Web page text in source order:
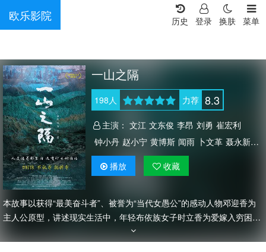
欧乐影院 菜单
换肤
登录
历史
一山之隔
198人 力荐 8.3
主演： 文江 文东俊 李昂 刘勇 崔宏利
钟小丹 赵小宁 黄博斯 闻雨 卜文革 聂永新
吴长明
播放 收藏
本故事以获得“最美奋斗者”、被誉为“当代女愚公”的感动人物邓迎香为
主人公原型，讲述现实生活中，年轻布依族女子时立香为爱嫁入穷困闭
塞的山村，因没有路而遭遇人生重重苦难。孩子和丈夫相继离世后，她
因爱生志，为完成丈夫遗愿立誓挖山凿路。在历经重重矛盾和困难中，